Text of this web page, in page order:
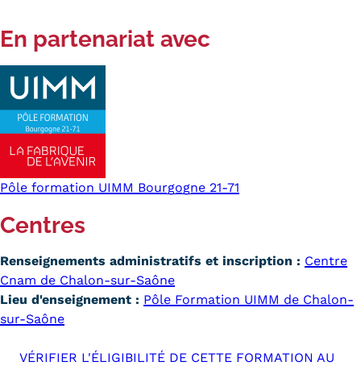
En partenariat avec
Pôle formation UIMM Bourgogne 21-71
Centres
Renseignements administratifs et inscription : Centre
Cnam de Chalon-sur-Saône
Lieu d'enseignement : Pôle Formation UIMM de Chalon-
sur-Saône
VÉRIFIER L'ÉLIGIBILITÉ DE CETTE FORMATION AU